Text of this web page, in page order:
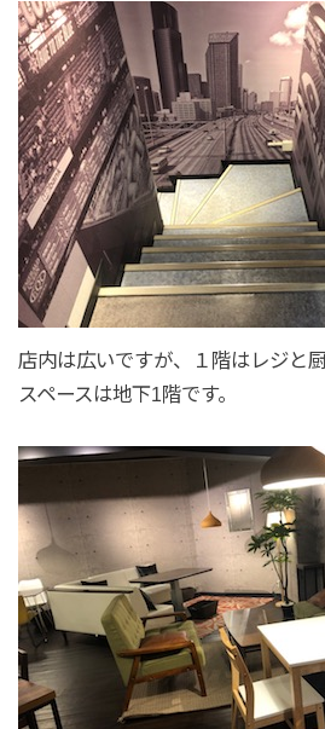
店内は広いですが、１階はレジと
スペースは地下1階です。